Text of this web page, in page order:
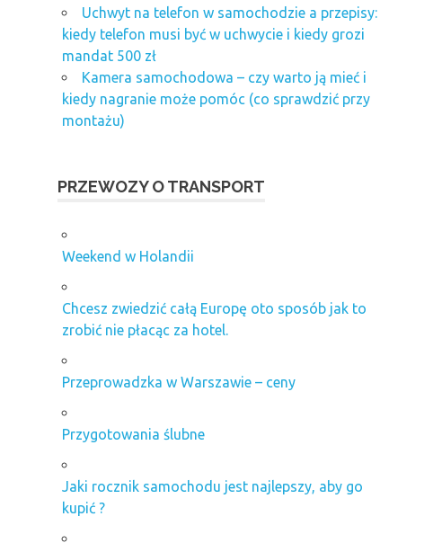
Uchwyt na telefon w samochodzie a przepisy:
kiedy telefon musi być w uchwycie i kiedy grozi
mandat 500 zł
Kamera samochodowa – czy warto ją mieć i
kiedy nagranie może pomóc (co sprawdzić przy
montażu)
PRZEWOZY O TRANSPORT
Weekend w Holandii
Chcesz zwiedzić całą Europę oto sposób jak to
zrobić nie płacąc za hotel.
Przeprowadzka w Warszawie – ceny
Przygotowania ślubne
Jaki rocznik samochodu jest najlepszy, aby go
kupić ?